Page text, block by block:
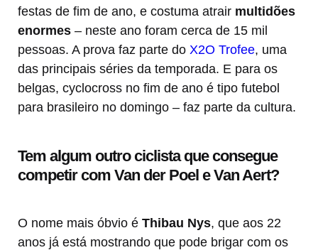
festas de fim de ano, e costuma atrair multidões
enormes – neste ano foram cerca de 15 mil
pessoas. A prova faz parte do X2O Trofee, uma
das principais séries da temporada. E para os
belgas, cyclocross no fim de ano é tipo futebol
para brasileiro no domingo – faz parte da cultura.
Tem algum outro ciclista que consegue
competir com Van der Poel e Van Aert?
O nome mais óbvio é Thibau Nys, que aos 22
anos já está mostrando que pode brigar com os